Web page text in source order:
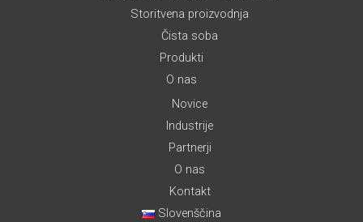
Storitvena proizvodnja
Čista soba
Produkti
O nas
Novice
Industrije
Partnerji
O nas
Kontakt
Slovenščina